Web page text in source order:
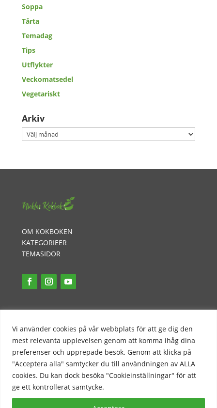
Vi använder cookies på vår webbplats för att ge dig den
mest relevanta upplevelsen genom att komma ihåg dina
preferenser och upprepade besök. Genom att klicka på
"Acceptera alla" samtycker du till användningen av ALLA
cookies. Du kan dock besöka "Cookieinställningar" för att
ge ett kontrollerat samtycke.
Soppa
Tårta
Temadag
Tips
Utflykter
Veckomatsedel
Vegetariskt
Arkiv
Arkiv
OM KOKBOKEN
KATEGORIEER
TEMASIDOR
PR-POLICY